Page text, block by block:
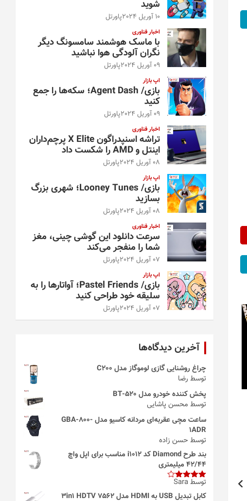
شوید
10 آوریل 2024 پاورتل
اخبار فناوری
با ماسک هوشمند سامسونگ دیگر
نگران آلودگی هوا نباشید
09 آوریل 2024 پاورتل
اپ بازار
بازی/ Agent Dash؛ سکه‌ها را جمع
کنید
09 آوریل 2024 پاورتل
اخبار فناوری
تراشه اسنپدراگون X Elite پرچم‌داران
اینتل و AMD را شکست داد
08 آوریل 2024 پاورتل
اپ بازار
بازی/ Looney Tunes؛ شهری بزرگ
بسازید
08 آوریل 2024 پاورتل
اخبار فناوری
سرعت دانلود این گوشی چینی، مغز
شما را منفجر می‌کند
07 آوریل 2024 پاورتل
اپ بازار
بازی/ Pastel Friends؛ آواتارها را به
سلیقه خود طراحی کنید
07 آوریل 2024 پاورتل
آخرین دیدگاه‌ها
چراغ روشنایی گازی لوموگاز مدل C200
توسط رضا
پخش کننده خودرو مدل 520-BT
توسط محسن پاشایی
ساعت مچی عقربه‌ای مردانه کاسیو مدل GBA-800-
1ADR
توسط حسن زاده
بند طرح Diamond کد i1012 مناسب برای اپل واچ
42/44 میلیمتری
امتیاز4
از 5
توسط Sara
کابل تبدیل USB به HDMI مدل 3in1 HDTV 7562